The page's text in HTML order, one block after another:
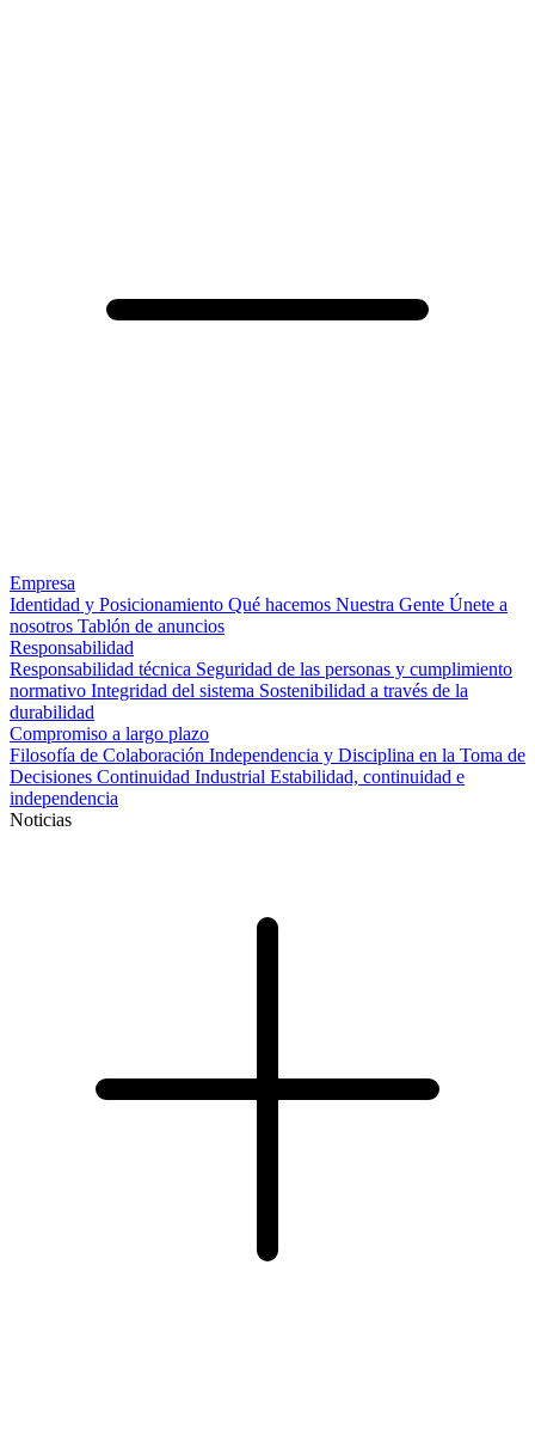
Empresa
Identidad y Posicionamiento Qué hacemos Nuestra Gente Únete a
nosotros Tablón de anuncios
Responsabilidad
Responsabilidad técnica Seguridad de las personas y cumplimiento
normativo Integridad del sistema Sostenibilidad a través de la
durabilidad
Compromiso a largo plazo
Filosofía de Colaboración Independencia y Disciplina en la Toma de
Decisiones Continuidad Industrial Estabilidad, continuidad e
independencia
Noticias